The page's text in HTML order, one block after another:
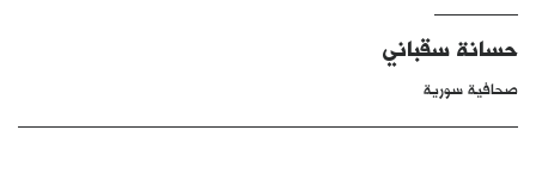
حسانة سقباني
صحافية سورية